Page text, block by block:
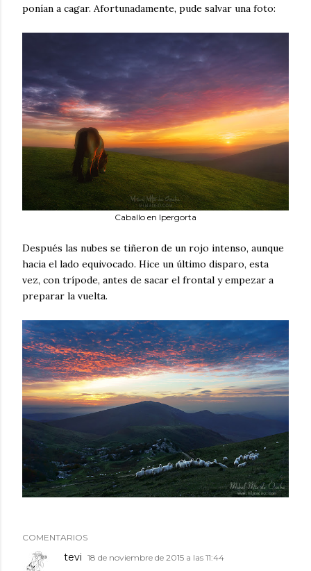
ponían a cagar. Afortunadamente, pude salvar una foto:
Caballo en Ipergorta
Después las nubes se tiñeron de un rojo intenso, aunque
hacia el lado equivocado. Hice un último disparo, esta
vez, con trípode, antes de sacar el frontal y empezar a
preparar la vuelta.
COMENTARIOS
tevi 18 de noviembre de 2015 a las 11:44